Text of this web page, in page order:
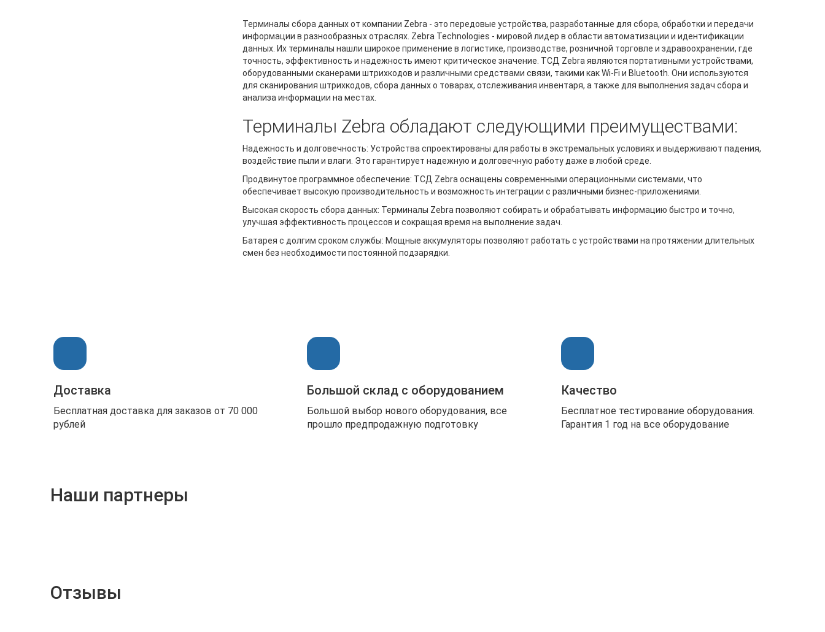
Терминалы сбора данных от компании Zebra - это передовые устройства, разработанные для сбора, обработки и передачи
информации в разнообразных отраслях. Zebra Technologies - мировой лидер в области автоматизации и идентификации
данных. Их терминалы нашли широкое применение в логистике, производстве, розничной торговле и здравоохранении, где
точность, эффективность и надежность имеют критическое значение. ТСД Zebra являются портативными устройствами,
оборудованными сканерами штрихкодов и различными средствами связи, такими как Wi-Fi и Bluetooth. Они используются
для сканирования штрихкодов, сбора данных о товарах, отслеживания инвентаря, а также для выполнения задач сбора и
анализа информации на местах.
Терминалы Zebra обладают следующими преимуществами:
Надежность и долговечность: Устройства спроектированы для работы в экстремальных условиях и выдерживают падения,
воздействие пыли и влаги. Это гарантирует надежную и долговечную работу даже в любой среде.
Продвинутое программное обеспечение: ТСД Zebra оснащены современными операционными системами, что
обеспечивает высокую производительность и возможность интеграции с различными бизнес-приложениями.
Высокая скорость сбора данных: Терминалы Zebra позволяют собирать и обрабатывать информацию быстро и точно,
улучшая эффективность процессов и сокращая время на выполнение задач.
Батарея с долгим сроком службы: Мощные аккумуляторы позволяют работать с устройствами на протяжении длительных
смен без необходимости постоянной подзарядки.
Доставка
Бесплатная доставка для заказов от 70 000
рублей
Большой склад с оборудованием
Большой выбор нового оборудования, все
прошло предпродажную подготовку
Качество
Бесплатное тестирование оборудования.
Гарантия 1 год на все оборудование
Наши партнеры
Отзывы